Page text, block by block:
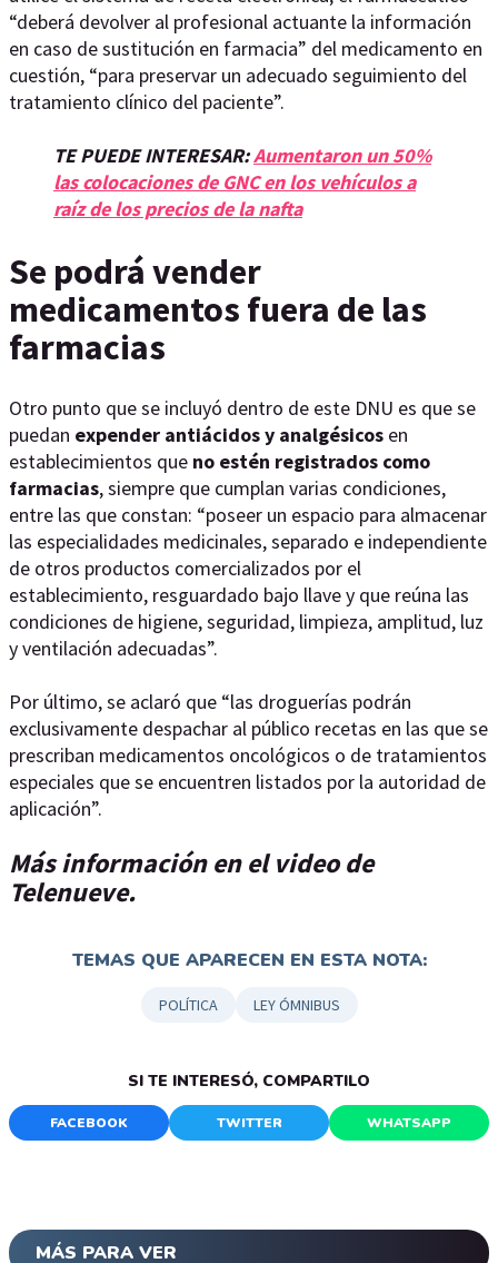
“deberá devolver al profesional actuante la información
en caso de sustitución en farmacia” del medicamento en
cuestión, “para preservar un adecuado seguimiento del
tratamiento clínico del paciente”.
TE PUEDE INTERESAR:Aumentaron un 50%
las colocaciones de GNC en los vehículos a
raíz de los precios de la nafta
Se podrá vender
medicamentos fuera de las
farmacias
Otro punto que se incluyó dentro de este DNU es que se
puedan expender antiácidos y analgésicos en
establecimientos que no estén registrados como
farmacias, siempre que cumplan varias condiciones,
entre las que constan: “poseer un espacio para almacenar
las especialidades medicinales, separado e independiente
de otros productos comercializados por el
establecimiento, resguardado bajo llave y que reúna las
condiciones de higiene, seguridad, limpieza, amplitud, luz
y ventilación adecuadas”.
Por último, se aclaró que “las droguerías podrán
exclusivamente despachar al público recetas en las que se
prescriban medicamentos oncológicos o de tratamientos
especiales que se encuentren listados por la autoridad de
aplicación”.
Más información en el video de
Telenueve.
TEMAS QUE APARECEN EN ESTA NOTA:
POLÍTICA LEY ÓMNIBUS
SI TE INTERESÓ, COMPARTILO
FACEBOOK TWITTER WHATSAPP
MÁS PARA VER